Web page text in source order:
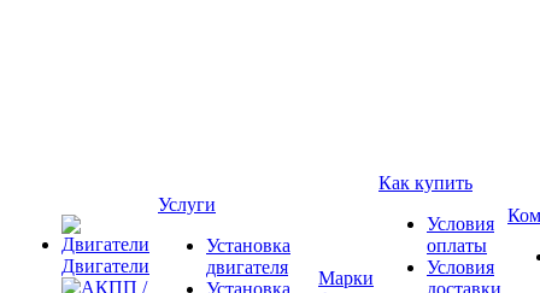
Двигатели
Услуги
Установка
двигателя
Установка
Марки
Как купить
Условия
оплаты
Условия
доставки